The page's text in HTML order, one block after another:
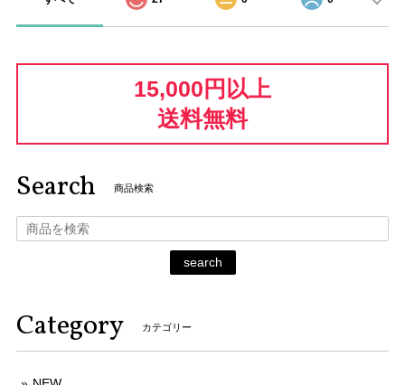
15,000円以上
送料無料
Search 商品検索
search
Category カテゴリー